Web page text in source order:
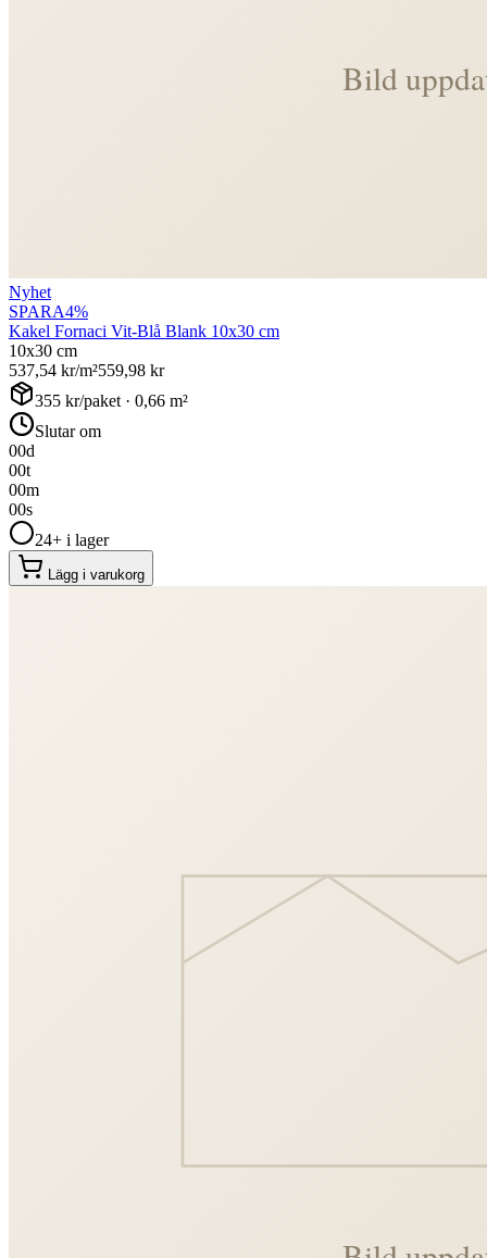
Nyhet
SPARA4%
Kakel Fornaci Vit-Blå Blank 10x30 cm
10x30 cm
537,54 kr/m²559,98 kr
355 kr/paket · 0,66 m²
Slutar om
00d
00t
00m
00s
24+ i lager
Lägg i varukorg